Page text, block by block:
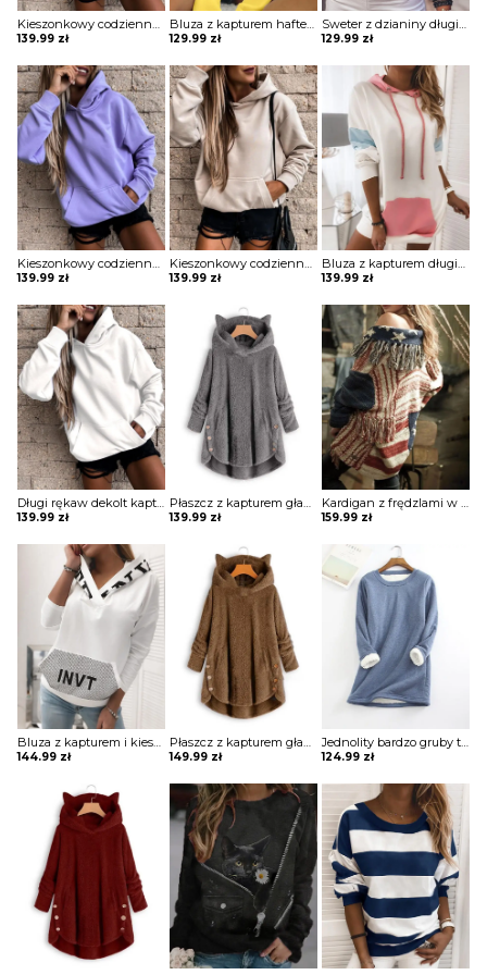
Kieszonkowy codzienny top z kapturem bluza Anthe
139.99 zł
Bluza z kapturem haftem motylkowym Sinica
129.99 zł
Sweter z dzianiny długim rękawem i kieszeniami Bedrije
129.99 zł
Kieszonkowy codzienny top z kapturem bluza Anthe
139.99 zł
Kieszonkowy codzienny top z kapturem bluza Anthe
139.99 zł
Bluza z kapturem długim rękawem sukienka Marje
139.99 zł
Długi rękaw dekolt kaptur jednolita casual ściągacz kangurka kieszeń luźna na co dzień bluza Delila
139.99 zł
Płaszcz z kapturem gładkimi guzikami kurtka Fennie
139.99 zł
Kardigan z frędzlami w kolorowe bloki paski sweter Kellia
159.99 zł
Bluza z kapturem i kieszeniami w literę Anabela
144.99 zł
Płaszcz z kapturem gładkimi guzikami kurtka Pamila
149.99 zł
Jednolity bardzo gruby top z długim rękawem bluzka Anique
124.99 zł